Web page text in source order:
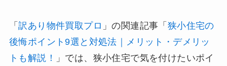
「訳あり物件買取プロ 」の関連記事「 狭小住宅の
後悔ポイント9選と対処法｜メリット・デメリッ
トも解説！
」では、狭小住宅で気を付けたいポイ